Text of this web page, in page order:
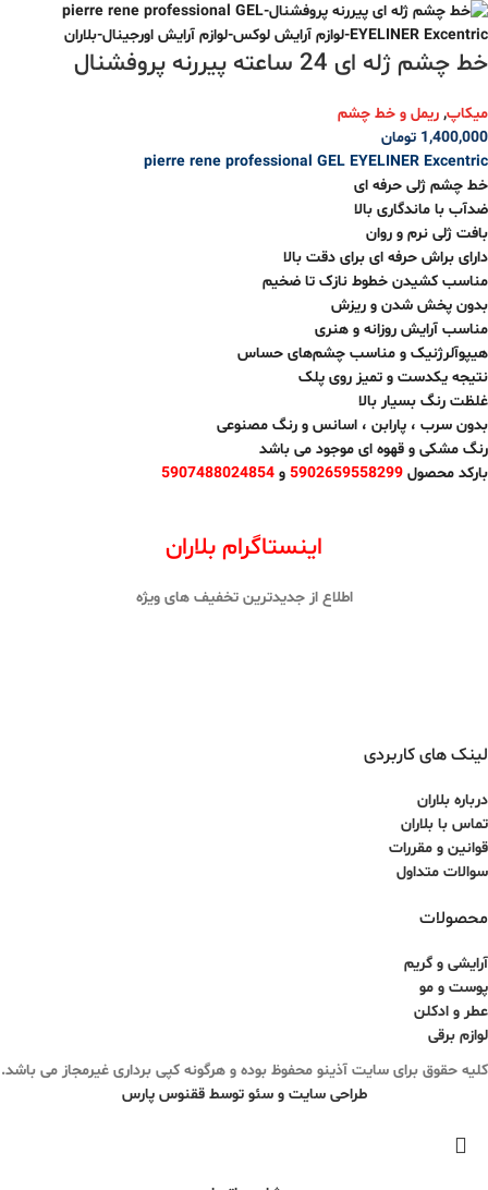
خط چشم ژله ای 24 ساعته پیررنه پروفشنال
میکاپ, ریمل و خط چشم
1,400,000 تومان
pierre rene professional GEL EYELINER Excentric
خط چشم ژلی حرفه ای
ضدآب با ماندگاری بالا
بافت ژلی نرم و روان
دارای براش حرفه ای برای دقت بالا
مناسب کشیدن خطوط نازک تا ضخیم
بدون پخش شدن و ریزش
مناسب آرایش روزانه و هنری
هیپوآلرژنیک و مناسب چشم‌های حساس
نتیجه یکدست و تمیز روی پلک
غلظت رنگ بسیار بالا
بدون سرب ، پارابن ، اسانس و رنگ مصنوعی
رنگ مشکی و قهوه ای موجود می باشد
بارکد محصول 5902659558299 و 5907488024854
اینستاگرام بلاران
اطلاع از جدیدترین تخفیف های ویژه
لینک های کاربردی
درباره بلاران
تماس با بلاران
قوانین و مقررات
سوالات متداول
محصولات
آرایشی و گریم
پوست و مو
عطر و ادکلن
لوازم برقی
کلیه حقوق برای سایت آذینو محفوظ بوده و هرگونه کپی برداری غیرمجاز می باشد.
طراحی سایت و سئو توسط ققنوس پارس